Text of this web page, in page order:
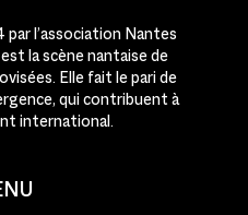
par l’association Nantes
la scène nantaise de
Elle fait le pari de
qui contribuent à
international.